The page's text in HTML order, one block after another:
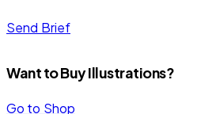
Send Brief
Want to Buy Illustrations?
Go to Shop